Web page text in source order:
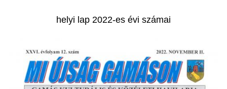
helyi lap 2022-es évi számai